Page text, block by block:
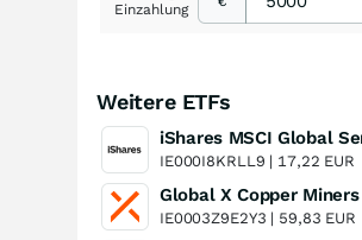
Einzahlung
Weitere ETFs
IE000I8KRLL9 | 17,22 EUR
IE0003Z9E2Y3 | 59,83 EUR